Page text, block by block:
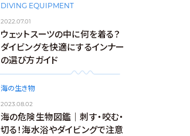
DIVING EQUIPMENT
2022.07.01
ウェットスーツの中に何を着る？
ダイビングを快適にするインナー
の選び方ガイド
海の生き物
2023.08.02
海の危険生物図鑑｜刺す・咬む・
切る！海水浴やダイビングで注意